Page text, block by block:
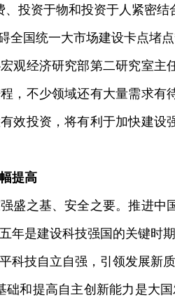
资于物和投资于人紧密结
全国统一大市场建设卡点堵
经济研究部第二研究室主
，不少领域还有大量需求有
效投资，将有利于加快建设
提高
之基、安全之要。推进中
年是建设科技强国的关键时期
技自立自强，引领发展新质
和提高自主创新能力是大国